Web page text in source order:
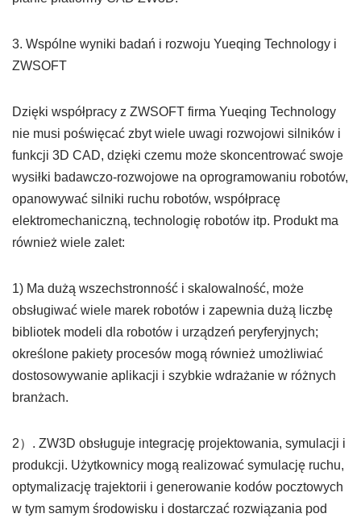
3. Wspólne wyniki badań i rozwoju Yueqing Technology i
ZWSOFT
Dzięki współpracy z ZWSOFT firma Yueqing Technology
nie musi poświęcać zbyt wiele uwagi rozwojowi silników i
funkcji 3D CAD, dzięki czemu może skoncentrować swoje
wysiłki badawczo-rozwojowe na oprogramowaniu robotów,
opanowywać silniki ruchu robotów, współpracę
elektromechaniczną, technologię robotów itp. Produkt ma
również wiele zalet:
1) Ma dużą wszechstronność i skalowalność, może
obsługiwać wiele marek robotów i zapewnia dużą liczbę
bibliotek modeli dla robotów i urządzeń peryferyjnych;
określone pakiety procesów mogą również umożliwiać
dostosowywanie aplikacji i szybkie wdrażanie w różnych
branżach.
2）. ZW3D obsługuje integrację projektowania, symulacji i
produkcji. Użytkownicy mogą realizować symulację ruchu,
optymalizację trajektorii i generowanie kodów pocztowych
w tym samym środowisku i dostarczać rozwiązania pod